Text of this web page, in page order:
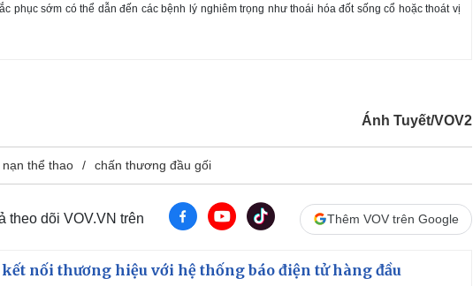
phục sớm có thể dẫn đến các bệnh lý nghiêm trọng như thoái hóa đốt sống cổ hoặc thoát vị
Ánh Tuyết/VOV2
nạn thể thao chấn thương đầu gối
theo dõi VOV.VN trên Thêm VOV trên Google
nối thương hiệu với hệ thống báo điện tử hàng đầu